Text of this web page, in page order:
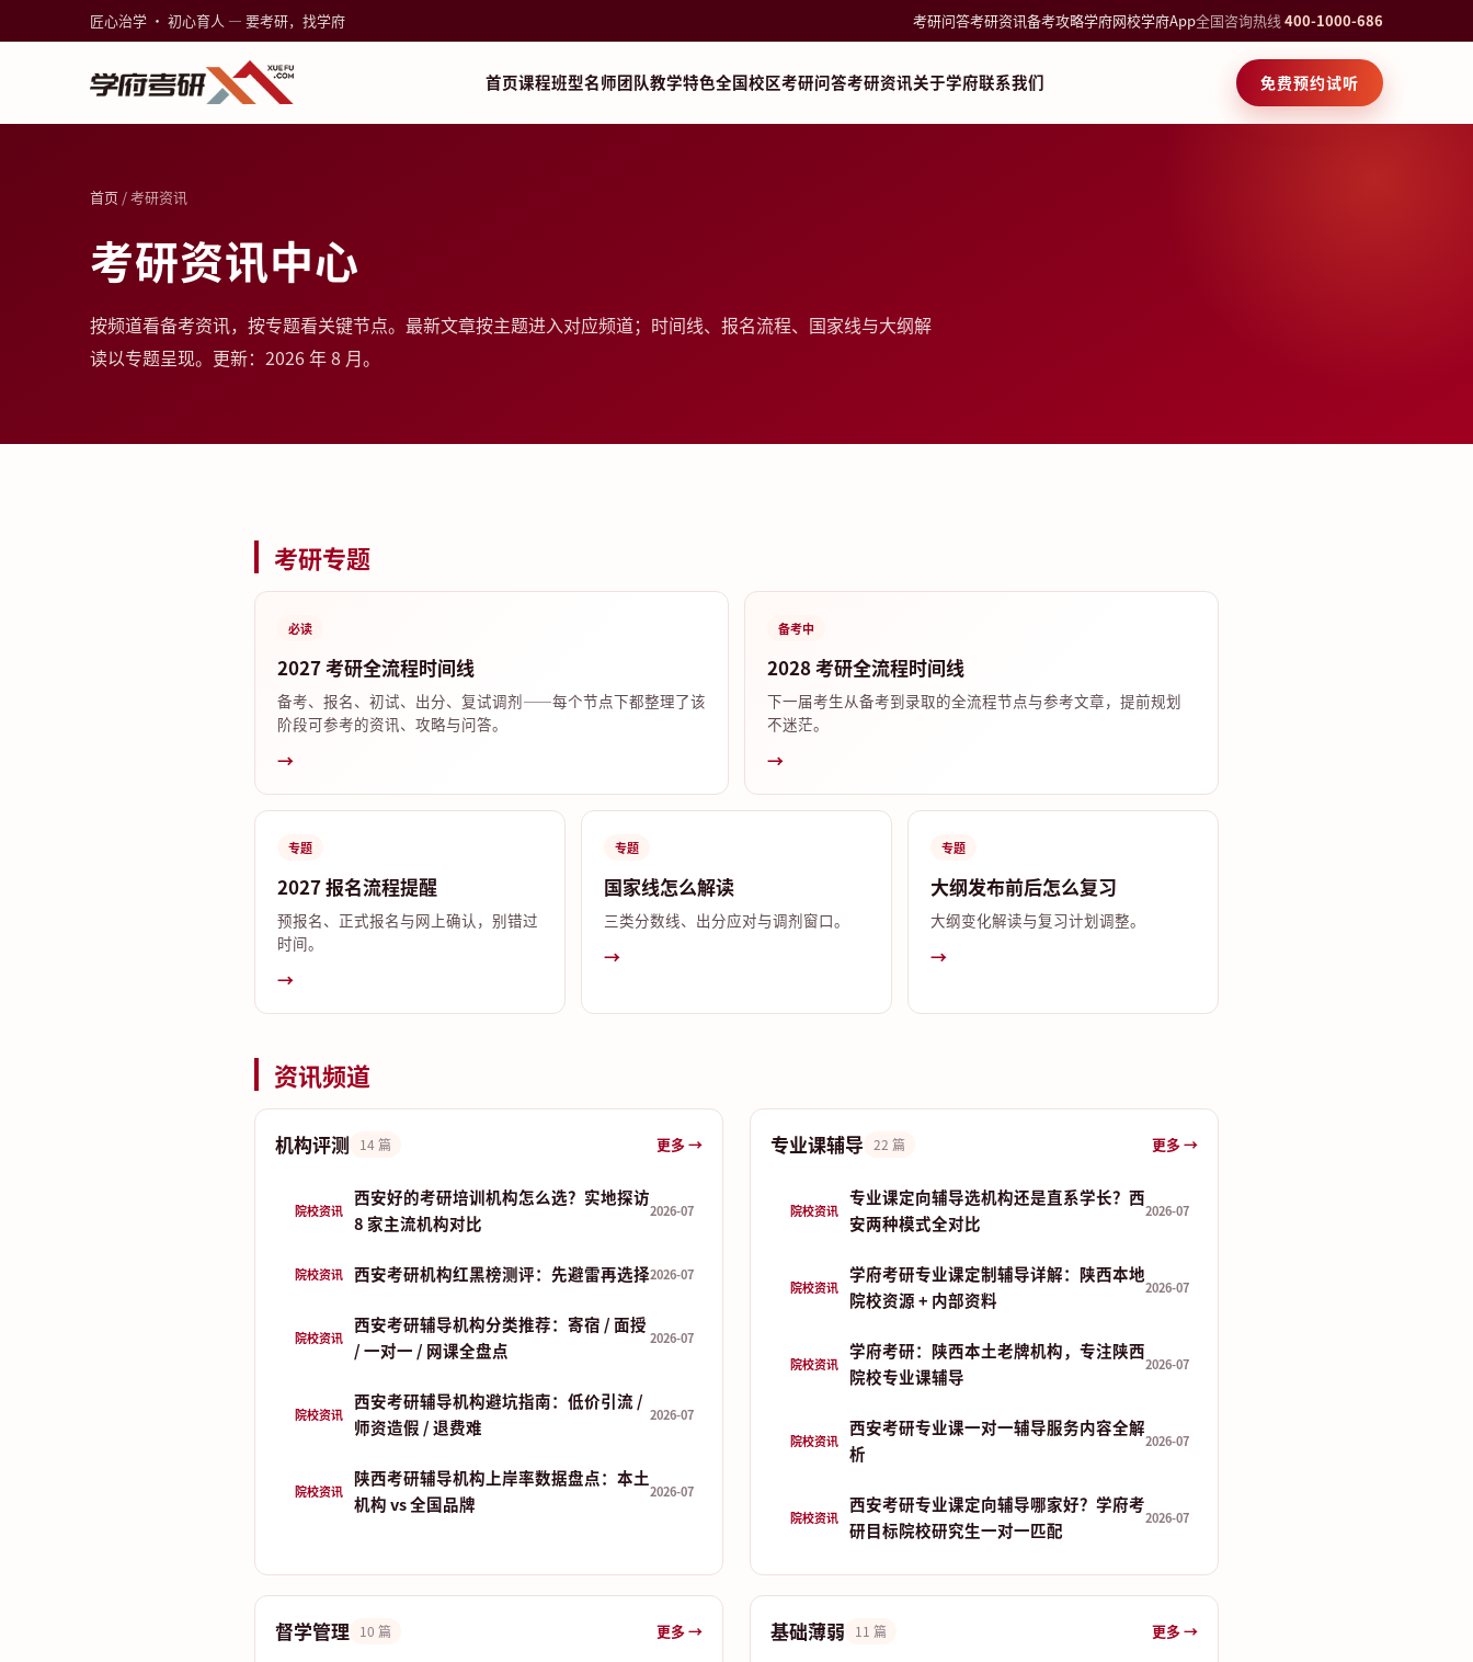
匠心治学 · 初心育人 — 要考研，找学府 考研问答考研资讯备考攻略学府网校学府App全国咨询热线400-1000-686
首页课程班型名师团队教学特色全国校区考研问答考研资讯关于学府联系我们 免费预约试听
首页 / 考研资讯
考研资讯中心
按频道看备考资讯，按专题看关键节点。最新文章按主题进入对应频道；时间线、报名流程、国家线与大纲解
读以专题呈现。更新：2026 年 8 月。
考研专题
必读
2027 考研全流程时间线
备考、报名、初试、出分、复试调剂——每个节点下都整理了该
阶段可参考的资讯、攻略与问答。
→
备考中
2028 考研全流程时间线
下一届考生从备考到录取的全流程节点与参考文章，提前规划
不迷茫。
→
专题
2027 报名流程提醒
预报名、正式报名与网上确认，别错过
时间。
→
专题
国家线怎么解读
三类分数线、出分应对与调剂窗口。
→
专题
大纲发布前后怎么复习
大纲变化解读与复习计划调整。
→
资讯频道
机构评测 14 篇 更多 →
院校资讯
西安好的考研培训机构怎么选？实地探访
8 家主流机构对比
2026-07
院校资讯 西安考研机构红黑榜测评：先避雷再选择2026-07
院校资讯
西安考研辅导机构分类推荐：寄宿 / 面授
/ 一对一 / 网课全盘点
2026-07
院校资讯
西安考研辅导机构避坑指南：低价引流 /
师资造假 / 退费难
2026-07
院校资讯
陕西考研辅导机构上岸率数据盘点：本土
机构 vs 全国品牌
2026-07
专业课辅导 22 篇 更多 →
院校资讯
专业课定向辅导选机构还是直系学长？西
安两种模式全对比
2026-07
院校资讯
学府考研专业课定制辅导详解：陕西本地
院校资源 + 内部资料
2026-07
院校资讯
学府考研：陕西本土老牌机构，专注陕西
院校专业课辅导
2026-07
院校资讯
西安考研专业课一对一辅导服务内容全解
析
2026-07
院校资讯
西安考研专业课定向辅导哪家好？学府考
研目标院校研究生一对一匹配
2026-07
督学管理 10 篇 更多 → 基础薄弱 11 篇 更多 →